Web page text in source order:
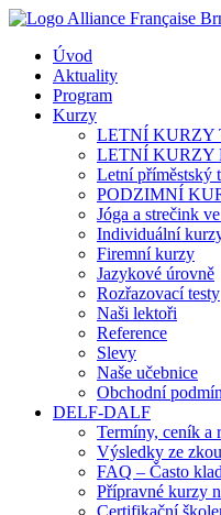
Úvod
Aktuality
Program
Kurzy
LETNÍ KURZY
LETNÍ KURZY
Letní příměstský
PODZIMNÍ
Jóga a strečink
Individuální
Firemní kurzy
Jazykové úrovně
Rozřazovací testy
Naši lektoři
Reference
Slevy
Naše učebnice
Obchodní
DELF-DALF
Termíny, ceník a
Výsledky ze
FAQ – Často
Přípravné kurzy
Certifikační